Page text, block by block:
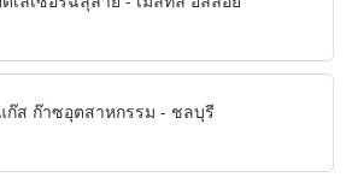
ก๊ส ก๊าซอุตสาหกรรม - ชลบุรี